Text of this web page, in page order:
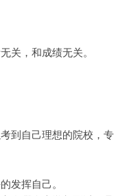
关，和成绩无关。
到自己理想的院校，专
发挥自己。